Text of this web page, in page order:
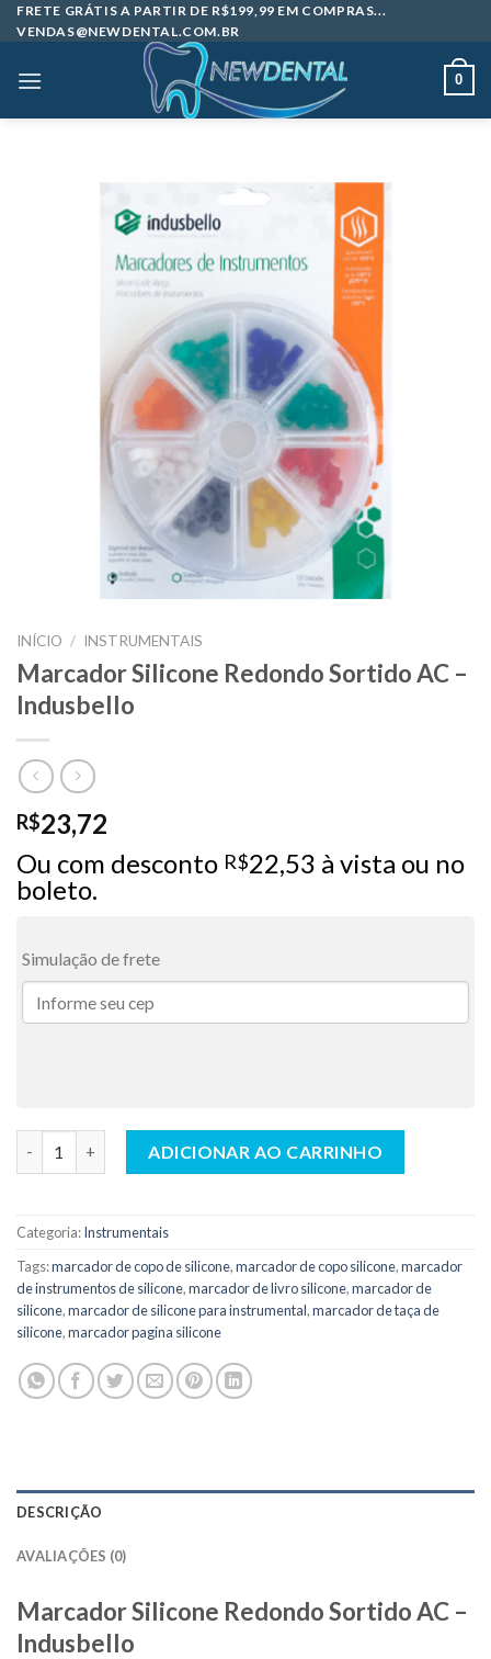
Skip
to
FRETE GRÁTIS A PARTIR DE R$199,99 EM COMPRAS...
VENDAS@NEWDENTAL.COM.BR
0
INÍCIO / INSTRUMENTAIS
Marcador Silicone Redondo Sortido AC –
Indusbello
R$23,72
Ou com desconto R$22,53 à vista ou no
boleto.
Simulação de frete
ADICIONAR AO CARRINHO
Categoria:Instrumentais
Tags:marcador de copo de silicone,marcador de copo silicone,marcador
de instrumentos de silicone,marcador de livro silicone,marcador de
silicone,marcador de silicone para instrumental,marcador de taça de
silicone,marcador pagina silicone
DESCRIÇÃO
AVALIAÇÕES (0)
Marcador Silicone Redondo Sortido AC –
Indusbello